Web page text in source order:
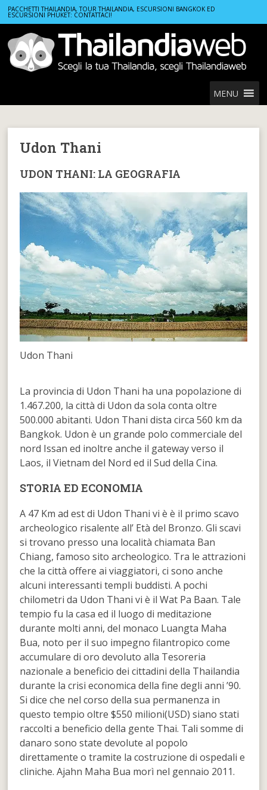
PACCHETTI THAILANDIA, TOUR THAILANDIA, ESCURSIONI BANGKOK ED
ESCURSIONI PHUKET: CONTATTACI!
MENU
Home Località Thailandia Udon Thani
Udon Thani
UDON THANI: LA GEOGRAFIA
Udon Thani
La provincia di Udon Thani ha una popolazione di
1.467.200, la città di Udon da sola conta oltre
500.000 abitanti. Udon Thani dista circa 560 km da
Bangkok. Udon è un grande polo commerciale del
nord Issan ed inoltre anche il gateway verso il
Laos, il Vietnam del Nord ed il Sud della Cina.
STORIA ED ECONOMIA
A 47 Km ad est di Udon Thani vi è è il primo scavo
archeologico risalente all’ Età del Bronzo. Gli scavi
si trovano presso una località chiamata Ban
Chiang, famoso sito archeologico. Tra le attrazioni
che la città offere ai viaggiatori, ci sono anche
alcuni interessanti templi buddisti. A pochi
chilometri da Udon Thani vi è il Wat Pa Baan. Tale
tempio fu la casa ed il luogo di meditazione
durante molti anni, del monaco Luangta Maha
Bua, noto per il suo impegno filantropico come
accumulare di oro devoluto alla Tesoreria
nazionale a beneficio dei cittadini della Thailandia
durante la crisi economica della fine degli anni ’90.
Si dice che nel corso della sua permanenza in
questo tempio oltre $550 milioni(USD) siano stati
raccolti a beneficio della gente Thai. Tali somme di
danaro sono state devolute al popolo
direttamente o tramite la costruzione di ospedali e
cliniche. Ajahn Maha Bua morì nel gennaio 2011.